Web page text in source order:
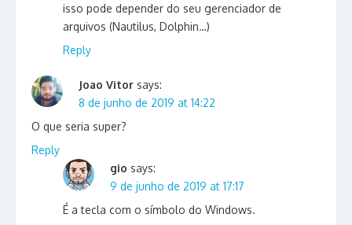
isso pode depender do seu gerenciador de
arquivos (Nautilus, Dolphin…)
Reply
Joao Vitor says:
8 de junho de 2019 at 14:22
O que seria super?
Reply
gio says:
9 de junho de 2019 at 17:17
É a tecla com o símbolo do Windows.